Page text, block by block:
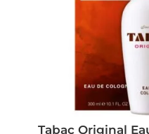
Tabac Original